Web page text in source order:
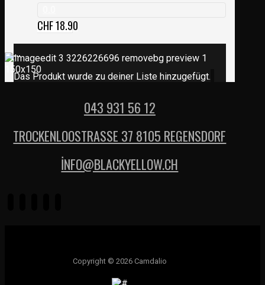
CHF18.90
...
Das Produkt wurde zu deiner Liste hinzugefügt.
043 931 56 12
TROCKENLOOSTRASSE 37 8105 REGENSDORF
İNFO@BLACKYELLOW.CH
Copyright © 2026 Camdalio